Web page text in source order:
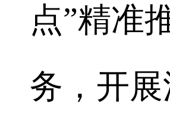
点”精准
务，开